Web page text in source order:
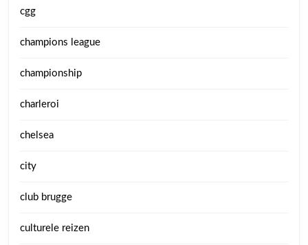
cgg
champions league
championship
charleroi
chelsea
city
club brugge
culturele reizen